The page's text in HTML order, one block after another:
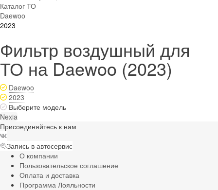
Каталог ТО
Daewoo
2023
Фильтр воздушный для
ТО на Daewoo (2023)
Daewoo
2023
Выберите модель
Nexia
Присоединяйтесь к нам
Запись в автосервис
О компании
Пользовательское соглашение
Оплата и доставка
Программа Лояльности